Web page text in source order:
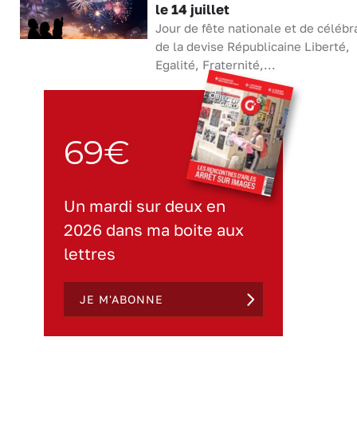
le 14 juillet
Jour de fête nationale et de
de la devise Républicaine Liberté,
Egalité, Fraternité,...
69€
Un mardi sur deux en
2026 dans ma boite aux
lettres
JE M'ABONNE